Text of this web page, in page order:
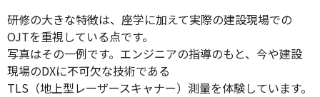
研修の大きな特徴は、座学に加えて実際の建設現場での
OJTを重視している点です。
写真はその一例です。エンジニアの指導のもと、今や建設
現場のDXに不可欠な技術である
TLS（地上型レーザースキャナー）測量を体験しています。